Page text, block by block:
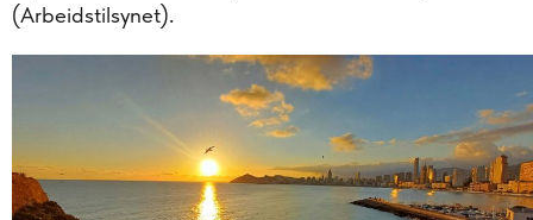
(Arbeidstilsynet).